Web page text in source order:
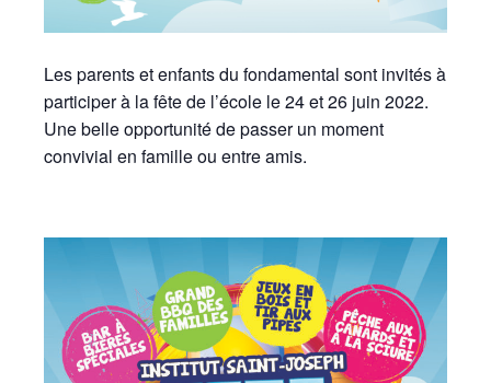
Les parents et enfants du fondamental sont invités à
participer à la fête de l’école le 24 et 26 juin 2022.
Une belle opportunité de passer un moment
convivial en famille ou entre amis.